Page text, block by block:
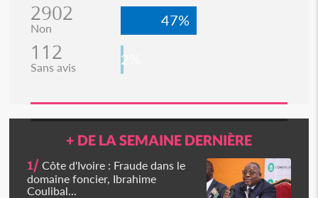
2902
Non 47%
112
Sans avis 2%
+ DE LA SEMAINE DERNIÈRE
1/ Côte d'Ivoire : Fraude dans le
domaine foncier, Ibrahime
Coulibal...